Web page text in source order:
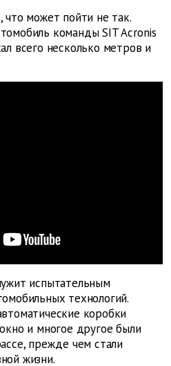
что может пойти не так.
команды SIT Acronis
всего несколько метров и
испытательным
технологий.
коробки
и многое другое были
прежде чем стали
жизни.